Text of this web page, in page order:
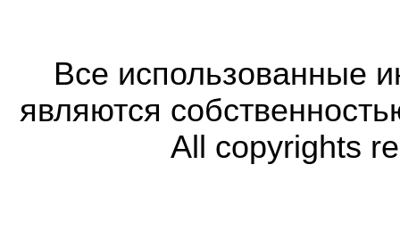
Все использованные
являются
All copyrights